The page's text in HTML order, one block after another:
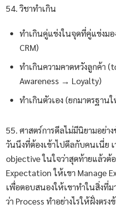
54. วิชาทำเกิน
ทำเกินคู่แข่งในจุดที่คู่แข่งม
CRM)
ทำเกินความคาดหวังลูกค้า
Awareness → Loyalty)
ทำเกินตัวเอง (ยกมาตรฐานใ
55. ศาสตร์การดีลไม่มีนิยามอย่
วันนึงที่ต้องเข้าไปดีลกับคนเนี่ย
objective ในใจว่าสุดท้ายแล้วต้
Expectation ให้เขา Manage
เพื่อตอบสนองให้เขาทำในสิ่งที่ม
ว่า Process ทำอย่างไรให้ฝั่งตร